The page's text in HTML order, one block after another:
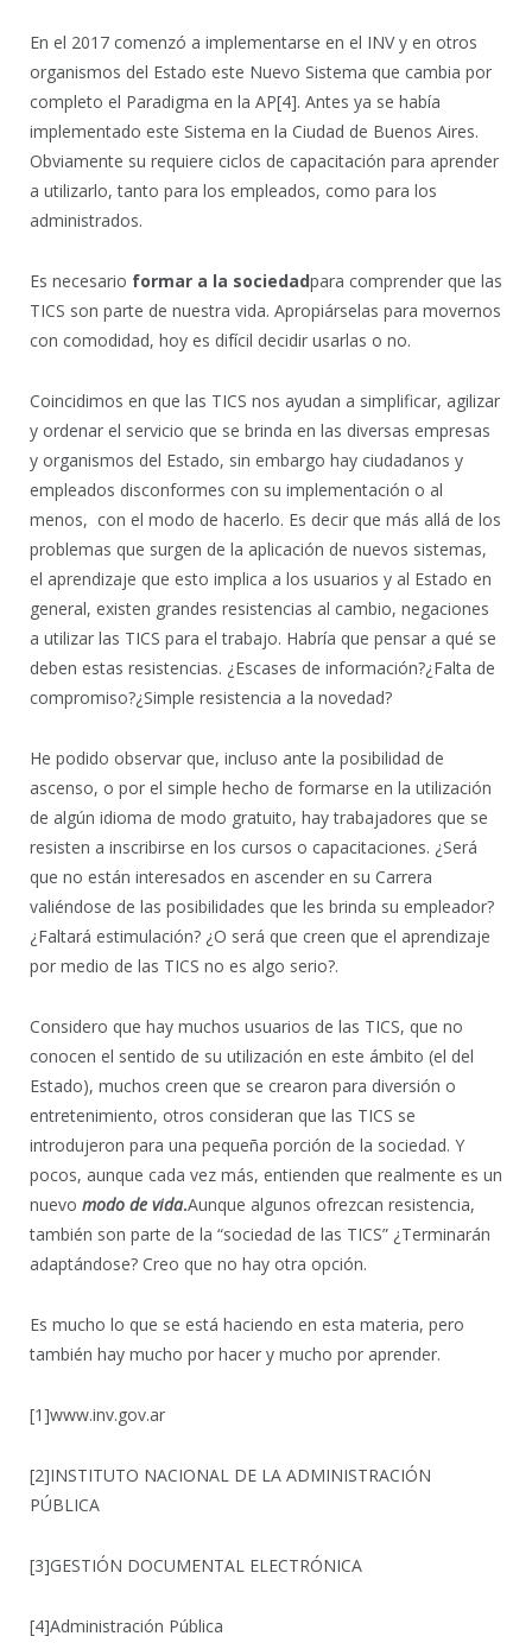
En el 2017 comenzó a implementarse en el INV y en otros
organismos del Estado este Nuevo Sistema que cambia por
completo el Paradigma en la AP[4]. Antes ya se había
implementado este Sistema en la Ciudad de Buenos Aires.
Obviamente su requiere ciclos de capacitación para aprender
a utilizarlo, tanto para los empleados, como para los
administrados.
Es necesario formar a la sociedadpara comprender que las
TICS son parte de nuestra vida. Apropiárselas para movernos
con comodidad, hoy es difícil decidir usarlas o no.
Coincidimos en que las TICS nos ayudan a simplificar, agilizar
y ordenar el servicio que se brinda en las diversas empresas
y organismos del Estado, sin embargo hay ciudadanos y
empleados disconformes con su implementación o al
menos, con el modo de hacerlo. Es decir que más allá de los
problemas que surgen de la aplicación de nuevos sistemas,
el aprendizaje que esto implica a los usuarios y al Estado en
general, existen grandes resistencias al cambio, negaciones
a utilizar las TICS para el trabajo. Habría que pensar a qué se
deben estas resistencias. ¿Escases de información?¿Falta de
compromiso?¿Simple resistencia a la novedad?
He podido observar que, incluso ante la posibilidad de
ascenso, o por el simple hecho de formarse en la utilización
de algún idioma de modo gratuito, hay trabajadores que se
resisten a inscribirse en los cursos o capacitaciones. ¿Será
que no están interesados en ascender en su Carrera
valiéndose de las posibilidades que les brinda su empleador?
¿Faltará estimulación? ¿O será que creen que el aprendizaje
por medio de las TICS no es algo serio?.
Considero que hay muchos usuarios de las TICS, que no
conocen el sentido de su utilización en este ámbito (el del
Estado), muchos creen que se crearon para diversión o
entretenimiento, otros consideran que las TICS se
introdujeron para una pequeña porción de la sociedad. Y
pocos, aunque cada vez más, entienden que realmente es un
nuevo modo de vida.Aunque algunos ofrezcan resistencia,
también son parte de la “sociedad de las TICS” ¿Terminarán
adaptándose? Creo que no hay otra opción.
Es mucho lo que se está haciendo en esta materia, pero
también hay mucho por hacer y mucho por aprender.
[1]www.inv.gov.ar
[2]INSTITUTO NACIONAL DE LA ADMINISTRACIÓN
PÚBLICA
[3]GESTIÓN DOCUMENTAL ELECTRÓNICA
[4]Administración Pública